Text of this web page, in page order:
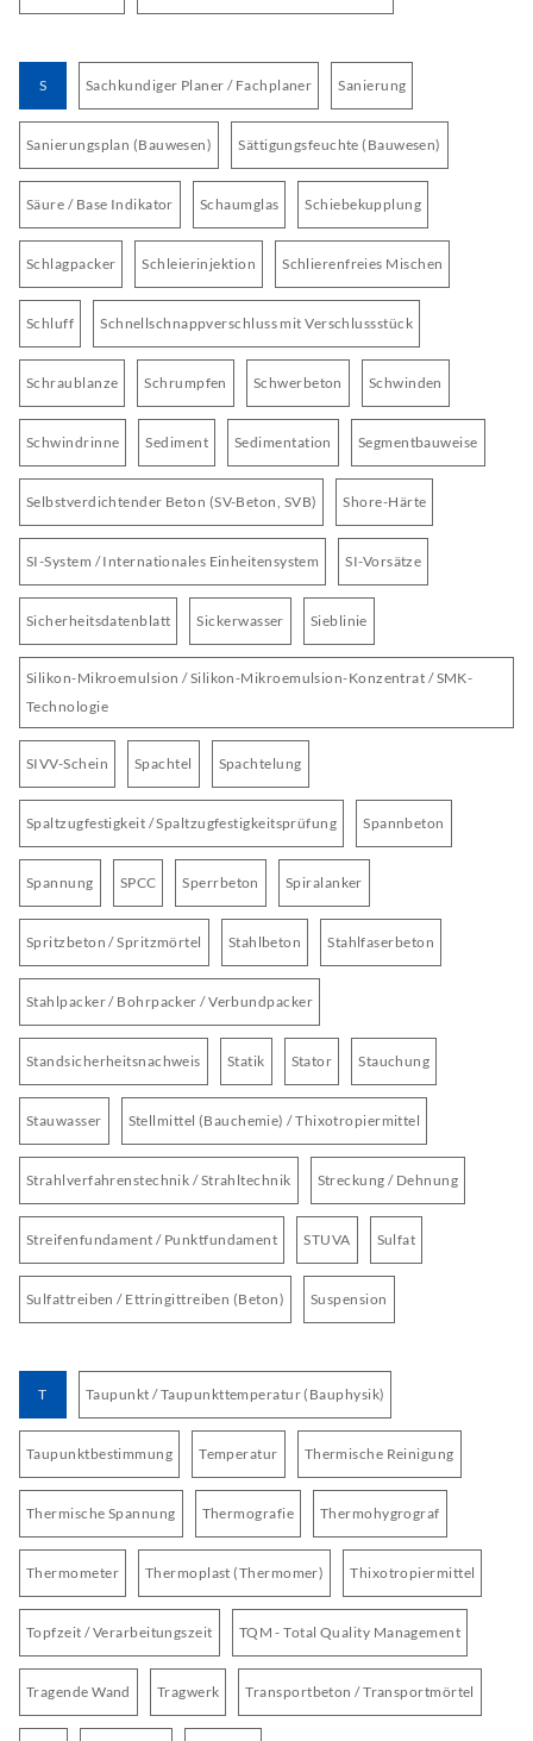
S Sachkundiger Planer / Fachplaner Sanierung
Sanierungsplan (Bauwesen) Sättigungsfeuchte (Bauwesen)
Säure / Base Indikator Schaumglas Schiebekupplung
Schlagpacker Schleierinjektion Schlierenfreies Mischen
Schluff Schnellschnappverschluss mit Verschlussstück
Schraublanze Schrumpfen Schwerbeton Schwinden
Schwindrinne Sediment Sedimentation Segmentbauweise
Selbstverdichtender Beton (SV-Beton, SVB) Shore-Härte
SI-System / Internationales Einheitensystem SI-Vorsätze
Sicherheitsdatenblatt Sickerwasser Sieblinie
Silikon-Mikroemulsion / Silikon-Mikroemulsion-Konzentrat / SMK-
Technologie
SIVV-Schein Spachtel Spachtelung
Spaltzugfestigkeit / Spaltzugfestigkeitsprüfung Spannbeton
Spannung SPCC Sperrbeton Spiralanker
Spritzbeton / Spritzmörtel Stahlbeton Stahlfaserbeton
Stahlpacker / Bohrpacker / Verbundpacker
Standsicherheitsnachweis Statik Stator Stauchung
Stauwasser Stellmittel (Bauchemie) / Thixotropiermittel
Strahlverfahrenstechnik / Strahltechnik Streckung / Dehnung
Streifenfundament / Punktfundament STUVA Sulfat
Sulfattreiben / Ettringittreiben (Beton) Suspension
T Taupunkt / Taupunkttemperatur (Bauphysik)
Taupunktbestimmung Temperatur Thermische Reinigung
Thermische Spannung Thermografie Thermohygrograf
Thermometer Thermoplast (Thermomer) Thixotropiermittel
Topfzeit / Verarbeitungszeit TQM - Total Quality Management
Tragende Wand Tragwerk Transportbeton / Transportmörtel